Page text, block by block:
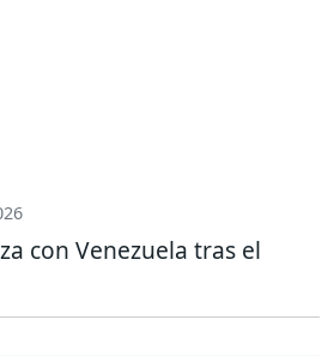
con Venezuela tras el